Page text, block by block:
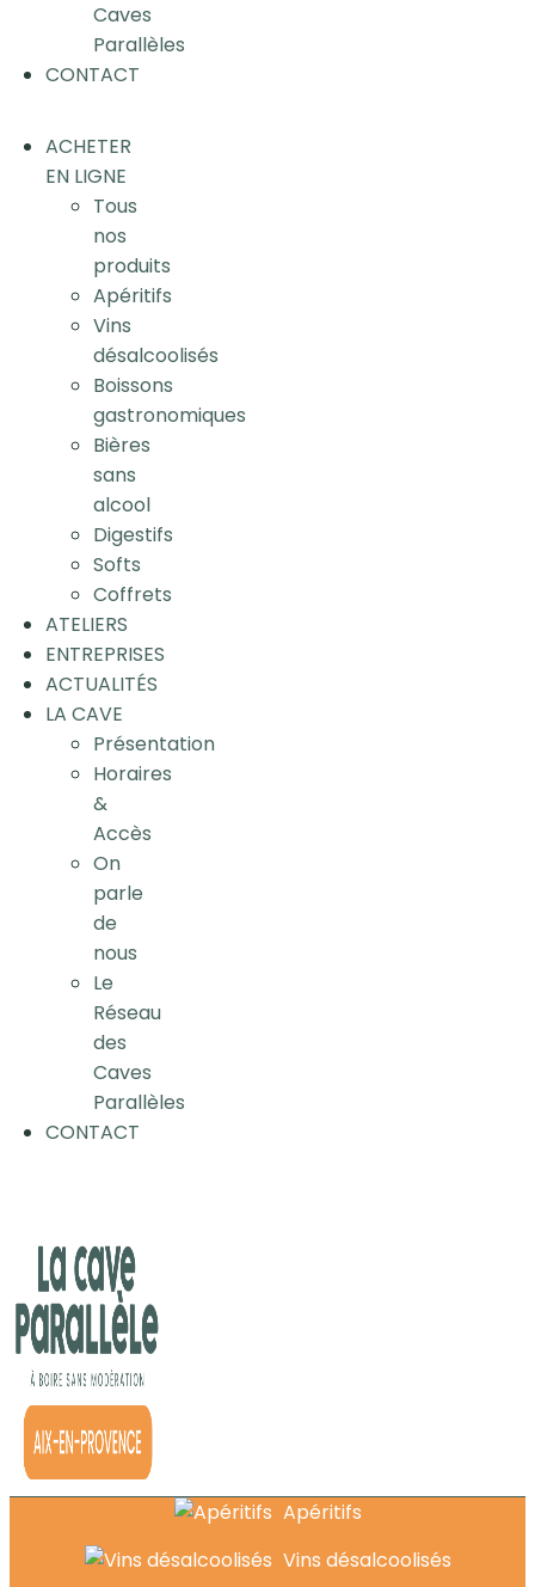
Caves
Parallèles
CONTACT
ACHETER
EN LIGNE
Tous
nos
produits
Apéritifs
Vins
désalcoolisés
Boissons
gastronomiques
Bières
sans
alcool
Digestifs
Softs
Coffrets
ATELIERS
ENTREPRISES
ACTUALITÉS
LA CAVE
Présentation
Horaires
&
Accès
On
parle
de
nous
Le
Réseau
des
Caves
Parallèles
CONTACT
Apéritifs
Vins désalcoolisés